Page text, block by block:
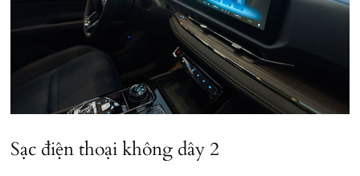
Sạc điện thoại không dây 2